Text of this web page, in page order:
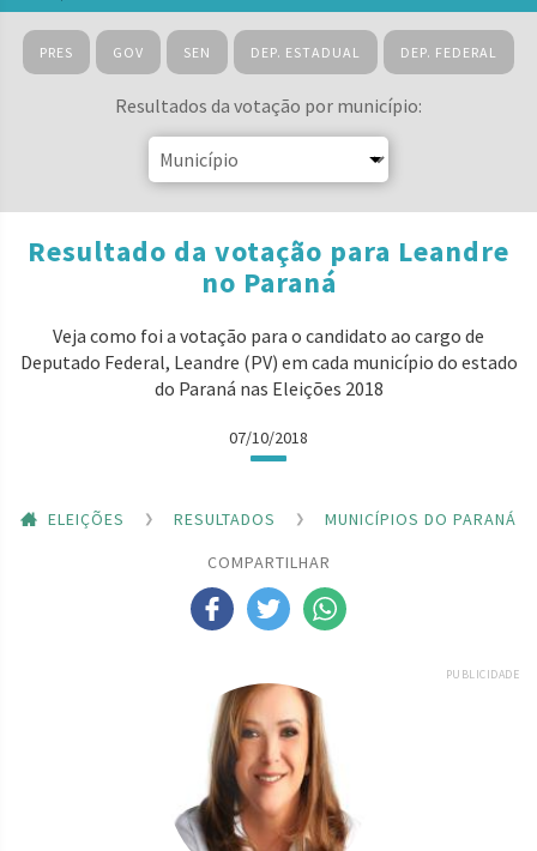
PRES GOV SEN DEP. ESTADUAL DEP. FEDERAL
Resultados da votação por município:
Resultado da votação para Leandre
no Paraná
Veja como foi a votação para o candidato ao cargo de
Deputado Federal, Leandre (PV) em cada município do estado
do Paraná nas Eleições 2018
07/10/2018
ELEIÇÕES RESULTADOS
MUNICÍPIOS DO PARANÁ
COMPARTILHAR
PUBLICIDADE